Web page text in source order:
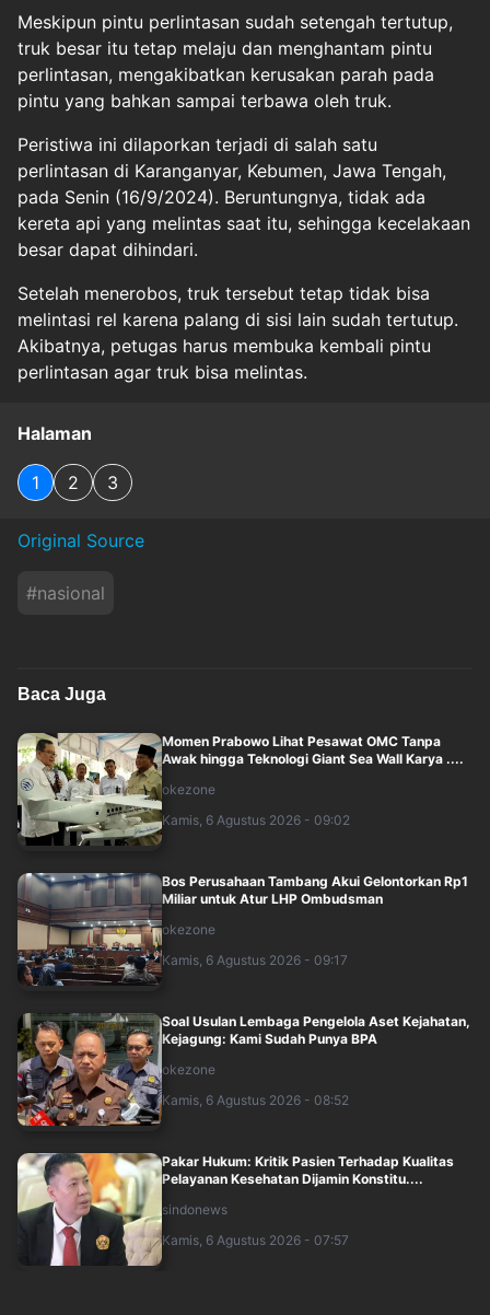
Meskipun pintu perlintasan sudah setengah tertutup,
truk besar itu tetap melaju dan menghantam pintu
perlintasan, mengakibatkan kerusakan parah pada
pintu yang bahkan sampai terbawa oleh truk.
Peristiwa ini dilaporkan terjadi di salah satu
perlintasan di Karanganyar, Kebumen, Jawa Tengah,
pada Senin (16/9/2024). Beruntungnya, tidak ada
kereta api yang melintas saat itu, sehingga kecelakaan
besar dapat dihindari.
Setelah menerobos, truk tersebut tetap tidak bisa
melintasi rel karena palang di sisi lain sudah tertutup.
Akibatnya, petugas harus membuka kembali pintu
perlintasan agar truk bisa melintas.
Halaman
1 2 3
Original Source
#nasional
Baca Juga
Momen Prabowo Lihat Pesawat OMC Tanpa
Awak hingga Teknologi Giant Sea Wall Karya ....
okezone
Kamis, 6 Agustus 2026 - 09:02
Bos Perusahaan Tambang Akui Gelontorkan Rp1
Miliar untuk Atur LHP Ombudsman
okezone
Kamis, 6 Agustus 2026 - 09:17
Soal Usulan Lembaga Pengelola Aset Kejahatan,
Kejagung: Kami Sudah Punya BPA
okezone
Kamis, 6 Agustus 2026 - 08:52
Pakar Hukum: Kritik Pasien Terhadap Kualitas
Pelayanan Kesehatan Dijamin Konstitu....
sindonews
Kamis, 6 Agustus 2026 - 07:57